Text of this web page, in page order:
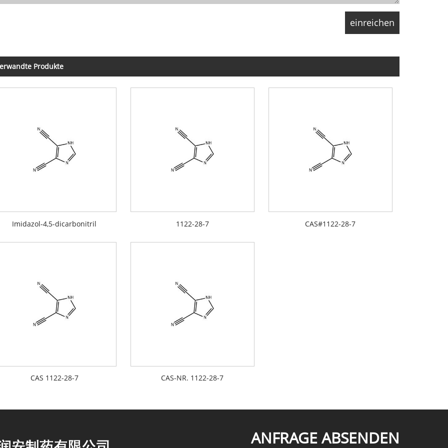
Produkte
Imidazol-4,5-dicarbonitril 1122-28-7 CAS#1122-28-7
CAS 1122-28-7 CAS-NR. 1122-28-7
ANFRAGE ABSENDEN